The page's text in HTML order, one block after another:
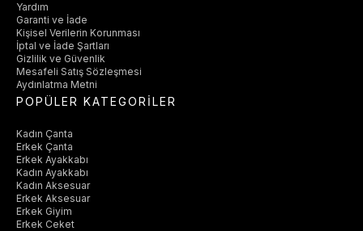
Yardım
Garanti ve İade
Kişisel Verilerin Korunması
İptal ve İade Şartları
Gizlilik ve Güvenlik
Mesafeli Satış Sözleşmesi
Aydınlatma Metni
POPÜLER KATEGORİLER
Kadın Çanta
Erkek Çanta
Erkek Ayakkabı
Kadın Ayakkabı
Kadın Aksesuar
Erkek Aksesuar
Erkek Giyim
Erkek Ceket